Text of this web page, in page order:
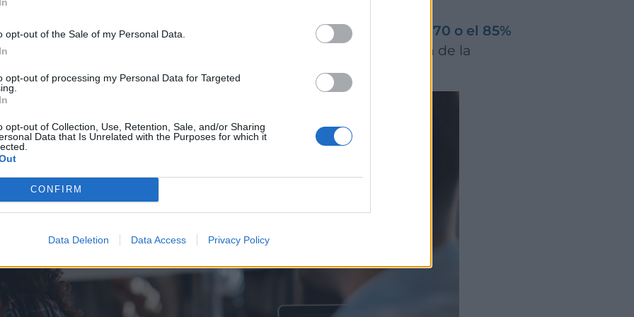
opt-out of the Sale of my Personal Data.
opt-out of processing my Personal Data for Targeted
opt-out of Collection, Use, Retention, Sale, and/or Sharing
Data that Is Unrelated with the Purposes for which it
CONFIRM
Data Deletion Data Access Privacy Policy
el programa incentiva a las empresas con una subvención del 70 o el 85%
Social
del nuevo empleado, porcentaje que varía en función de la
desarrolle la actividad.